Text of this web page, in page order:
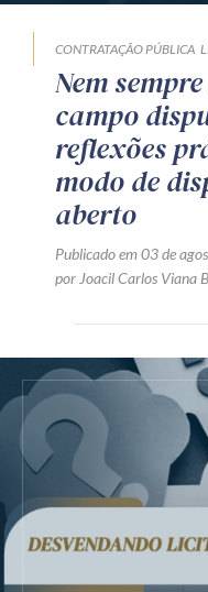
CONTRATAÇÃO PÚBLICA
Nem
campo
reflexões
modo de
aberto
Publicado em 03 de
por Joacil Carlos Viana